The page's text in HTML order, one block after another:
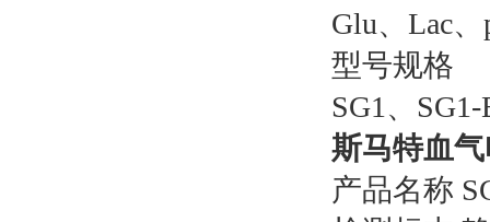
Glu、Lac
型号规格
SG1、
斯马特血
产品名称